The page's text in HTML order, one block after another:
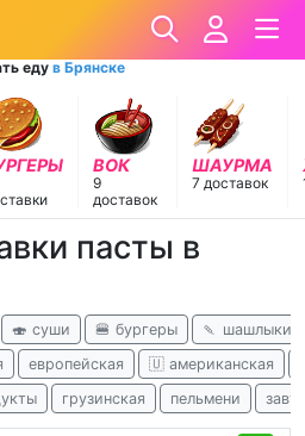
едув Брянске
ВОК
9
доставок
ШАУРМА
7 доставок
пасты в
🍣 суши 🍔 бургеры
🍡 шашлыки
европейская 🇺 американская
грузинская пельмени